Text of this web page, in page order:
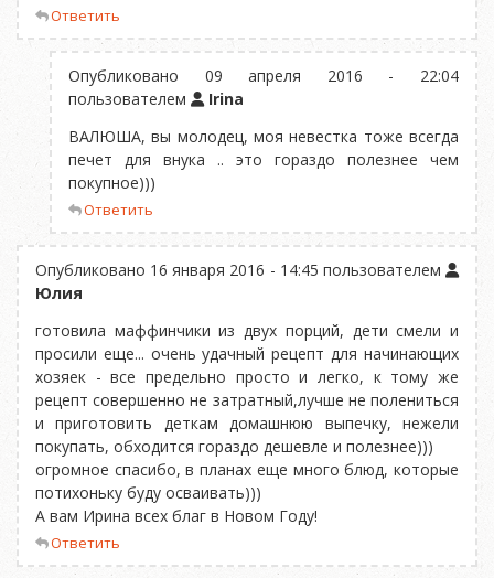
Ответить
Опубликовано 09 апреля 2016 - 22:04
пользователем
Irina
ВАЛЮША, вы молодец, моя невестка тоже всегда
печет для внука .. это гораздо полезнее чем
покупное)))
Ответить
Опубликовано 16 января 2016 - 14:45 пользователем
Юлия
готовила маффинчики из двух порций, дети смели и
просили еще... очень удачный рецепт для начинающих
хозяек - все предельно просто и легко, к тому же
рецепт совершенно не затратный,лучше не полениться
и приготовить деткам домашнюю выпечку, нежели
покупать, обходится гораздо дешевле и полезнее)))
огромное спасибо, в планах еще много блюд, которые
потихоньку буду осваивать)))
А вам Ирина всех благ в Новом Году!
Ответить